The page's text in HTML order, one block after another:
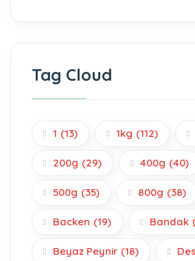
Tag Cloud
1 (13) 1kg (112)
200g (29) 400g (40)
500g (35) 800g (38)
Backen (19) Bandak
Beyaz Peynir (18)